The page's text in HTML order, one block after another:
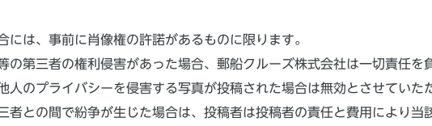
には、事前に肖像権の許諾があるものに限ります。
の第三者の権利侵害があった場合、郵船クルーズ株式会社は一切責任を
人のプライバシーを侵害する写真が投稿された場合は無効とさせていた
者との間で紛争が生じた場合は、投稿者は投稿者の責任と費用により当